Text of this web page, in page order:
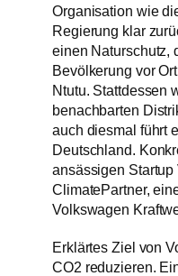
Organisation wie
Regierung klar
einen Naturschutz,
Bevölkerung vor
Ntutu. Stattdessen
benachbarten
auch diesmal führt
Deutschland.
ansässigen Startup
ClimatePartner,
Volkswagen
Erklärtes Ziel von
CO2 reduzieren.